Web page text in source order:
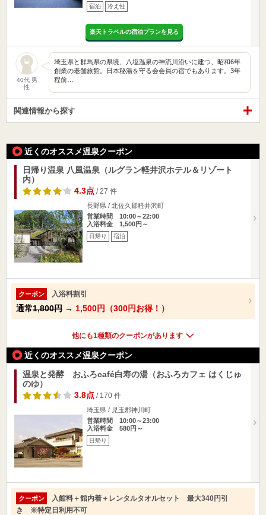
宿泊 冷え性
楽天トラベルの宿泊プランを見る
40代 男
性
埼玉県と群馬県の県境、八塩温泉の神流川沿いに建つ、昭和6年
創業の老舗旅館。日本秘湯を守る会会員の宿でもあります。3年
程前…
関連情報から探す
近くのオススメ温泉クーポン
日帰り温泉 八風温泉（ルグラン軽井沢ホテル＆リゾート
内）
4.3点/ 27 件
長野県 / 北佐久郡軽井沢町
営業時間 10:00～22:00
入浴料金 1,500円～
日帰り 宿泊
クーポン 入浴料割引
通常1,800円 → 1,500円（300円お得！）
他にも1種類のクーポンがあります
近くのオススメ温泉クーポン
温泉と発酵 おふろcafé白寿の湯（おふろカフェ はくじゅ
のゆ）
3.8点/ 170 件
埼玉県 / 児玉郡神川町
営業時間 10:00～23:00
入浴料金 580円～
日帰り
クーポン
入館料＋館内着＋レンタルタオルセット 最大340円引
き ※特定日利用不可